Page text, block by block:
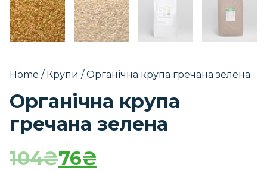
Home / Крупи / Органічна крупа гречана зелена
Органічна крупа
гречана зелена
104₴76₴